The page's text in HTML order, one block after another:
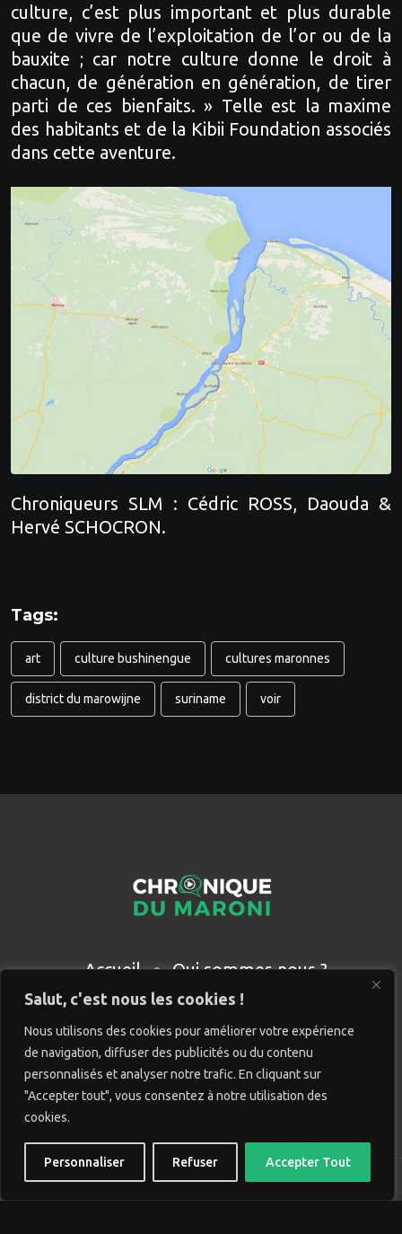
Salut, c'est nous les cookies !
Nous utilisons des cookies pour améliorer votre expérience
de navigation, diffuser des publicités ou du contenu
personnalisés et analyser notre trafic. En cliquant sur
"Accepter tout", vous consentez à notre utilisation des
cookies.
Personnaliser Refuser Accepter Tout
culture, c’est plus important et plus durable
que de vivre de l’exploitation de l’or ou de la
bauxite ; car notre culture donne le droit à
chacun, de génération en génération, de tirer
parti de ces bienfaits. » Telle est la maxime
des habitants et de la Kibii Foundation associés
dans cette aventure.
Chroniqueurs SLM : Cédric ROSS, Daouda &
Hervé SCHOCRON.
Tags:
art culture bushinengue cultures maronnes
district du marowijne suriname voir
Accueil
Qui sommes nous ?
Partenaires
Contact